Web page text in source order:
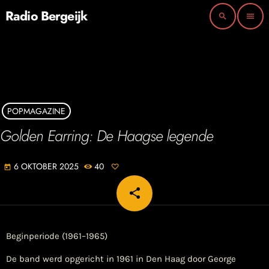
Radio Bergeijk search menu
POPMAGAZINE
Golden Earring: De Haagse legende
today 6 OKTOBER 2025 40
share
email
Beginperiode (1961–1965)
De band werd opgericht in 1961 in Den Haag door George